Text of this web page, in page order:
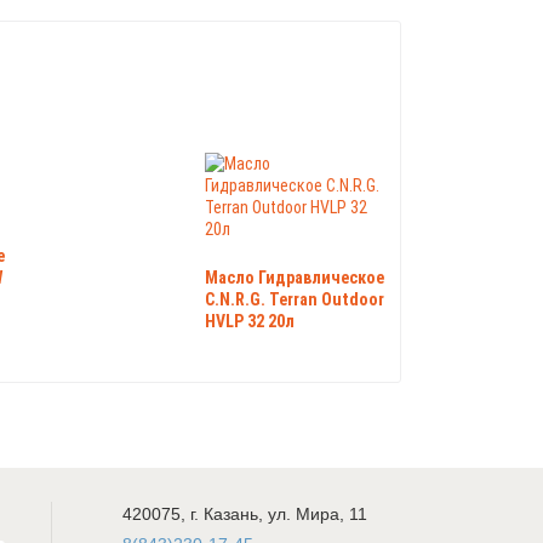
Масло Гидравлическое
C.N.R.G. Terran Outdoor
HVLP 32 20л
420075 г. Казань ул. Мира, 11